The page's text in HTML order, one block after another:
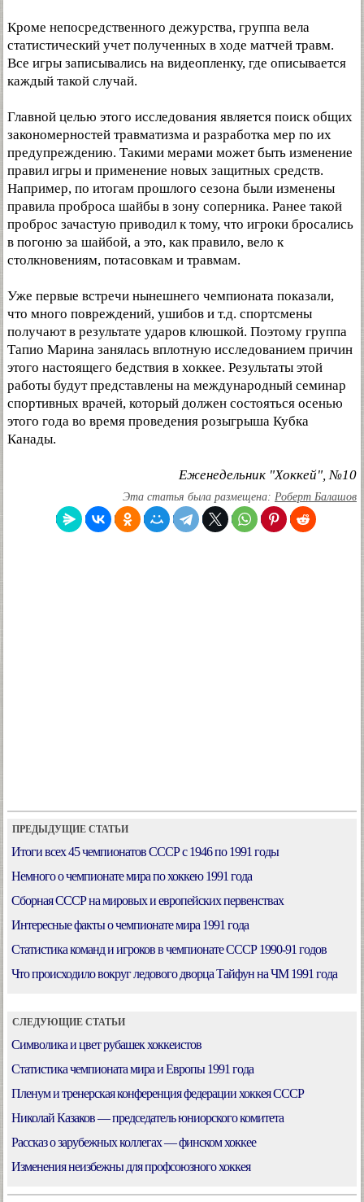
Кроме непосредственного дежурства, группа вела
статистический учет полученных в ходе матчей травм.
Все игры записывались на видеопленку, где описывается
каждый такой случай.
Главной целью этого исследования является поиск общих
закономерностей травматизма и разработка мер по их
предупреждению. Такими мерами может быть изменение
правил игры и применение новых защитных средств.
Например, по итогам прошлого сезона были изменены
правила проброса шайбы в зону соперника. Ранее такой
проброс зачастую приводил к тому, что игроки бросались
в погоню за шайбой, а это, как правило, вело к
столкновениям, потасовкам и травмам.
Уже первые встречи нынешнего чемпионата показали,
что много повреждений, ушибов и т.д. спортсмены
получают в результате ударов клюшкой. Поэтому группа
Тапио Марина занялась вплотную исследованием причин
этого настоящего бедствия в хоккее. Результаты этой
работы будут представлены на международный семинар
спортивных врачей, который должен состояться осенью
этого года во время проведения розыгрыша Кубка
Канады.
Еженедельник "Хоккей", №10
Эта статья была размещена: Роберт Балашов
ПРЕДЫДУЩИЕ СТАТЬИ
Итоги всех 45 чемпионатов СССР с 1946 по 1991 годы
Немного о чемпионате мира по хоккею 1991 года
Сборная СССР на мировых и европейских первенствах
Интересные факты о чемпионате мира 1991 года
Статистика команд и игроков в чемпионате СССР 1990-91 годов
Что происходило вокруг ледового дворца Тайфун на ЧМ 1991 года
СЛЕДУЮЩИЕ СТАТЬИ
Символика и цвет рубашек хоккеистов
Статистика чемпионата мира и Европы 1991 года
Пленум и тренерская конференция федерации хоккея СССР
Николай Казаков — председатель юниорского комитета
Рассказ о зарубежных коллегах — финском хоккее
Изменения неизбежны для профсоюзного хоккея